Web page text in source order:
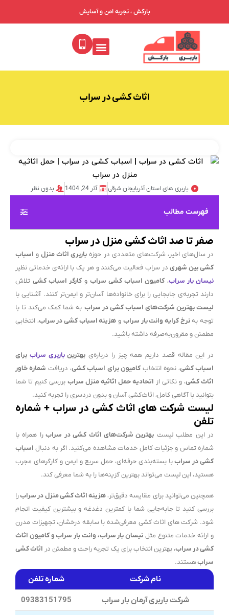
بارکش ، تجربه امن و آسایش
اثاث کشی در سراب
باربری های استان آذربایجان شرقی آذر 24, 1404 بدون نظر
فهرست مطالب
صفر تا صد اثاث کشی منزل در سراب
در سال‌های اخیر، شرکت‌های متعددی در حوزه باربری اثاث منزلو اسباب
کشی بین شهریدر سراب فعالیت می‌کنند و هر یک با ارائه‌ی خدماتی نظیر
نیسان بار سراب، کامیون اسباب کشی سراب و کارگر اسباب کشی تلاش
دارند تجربه‌ی جابجایی را برای خانواده‌ها آسان‌تر و ایمن‌تر کنند. آشنایی با
لیست بهترین شرکت‌های اسباب کشی در سراب به شما کمک می‌کند تا با
توجه بهنرخ کرایه وانت بار سراب و هزینه اسباب کشی در سراب، انتخابی
مطمئن و مقرون‌به‌صرفه داشته باشید.
در این مقاله قصد داریم همه چیز را درباره‌ی بهترینباربری سراب برای
اسباب کشی، نحوه انتخابکامیون برای اسباب کشی، دریافت شماره خاور
اثاث کشی، و نکاتی از اتحادیه حمل اثاثیه منزل سراب بررسی کنیم تا شما
بتوانید با آگاهی کامل، اثاث‌کشی آسان و بدون دردسری را تجربه کنید.
لیست شرکت های اثاث کشی در سراب + شماره
تلفن
در این مطلب لیست بهترین شرکت‌های اثاث کشی در سرابرا همراه با
شماره تماس و جزئیات کامل خدمات مشاهده می‌کنید. اگر به دنبال اسباب
کشی در سراببا بسته‌بندی حرفه‌ای، حمل سریع و ایمن و کارگرهای مجرب
هستید، این لیست می‌تواند بهترین گزینه‌ها را به شما معرفی کند.
همچنین می‌توانید برای مقایسه دقیق‌تر،هزینه اثاث کشی منزل در سرابرا
بررسی کنید تا جابه‌جایی شما با کمترین دغدغه و بیشترین کیفیت انجام
شود. شرکت های اثاث کشی معرفی‌شده با سابقه درخشان، تجهیزات مدرن
و ارائه خدمات متنوع مثل نیسان بار سراب، وانت بار سراب و کامیون اثاث
کشی در سراب، بهترین انتخاب برای یک تجربه راحت و مطمئن در اثاث کشی
سرابهستند.
نام شرکت شماره تلفن
شرکت باربری آرمان بار سراب 09383151795